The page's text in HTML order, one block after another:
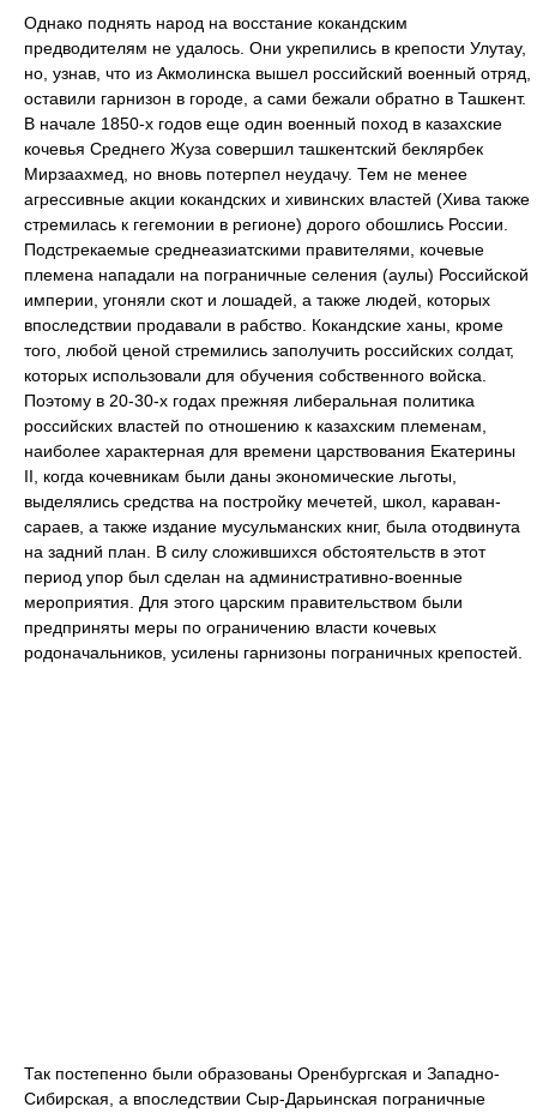
Однако поднять народ на восстание кокандским
предводителям не удалось. Они укрепились в крепости Улутау,
но, узнав, что из Акмолинска вышел российский военный отряд,
оставили гарнизон в городе, а сами бежали обратно в Ташкент.
В начале 1850-х годов еще один военный поход в казахские
кочевья Среднего Жуза совершил ташкентский беклярбек
Мирзаахмед, но вновь потерпел неудачу. Тем не менее
агрессивные акции кокандских и хивинских властей (Хива также
стремилась к гегемонии в регионе) дорого обошлись России.
Подстрекаемые среднеазиатскими правителями, кочевые
племена нападали на пограничные селения (аулы) Российской
империи, угоняли скот и лошадей, а также людей, которых
впоследствии продавали в рабство. Кокандские ханы, кроме
того, любой ценой стремились заполучить российских солдат,
которых использовали для обучения собственного войска.
Поэтому в 20-30-х годах прежняя либеральная политика
российских властей по отношению к казахским племенам,
наиболее характерная для времени царствования Екатерины
II, когда кочевникам были даны экономические льготы,
выделялись средства на постройку мечетей, школ, караван-
сараев, а также издание мусульманских книг, была отодвинута
на задний план. В силу сложившихся обстоятельств в этот
период упор был сделан на административно-военные
мероприятия. Для этого царским правительством были
предприняты меры по ограничению власти кочевых
родоначальников, усилены гарнизоны пограничных крепостей.
Так постепенно были образованы Оренбургская и Западно-
Сибирская, а впоследствии Сыр-Дарьинская пограничные